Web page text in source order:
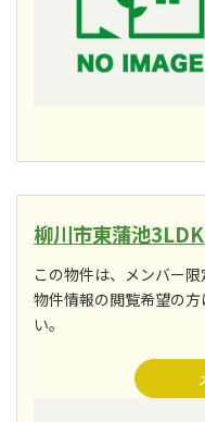
柳川市東蒲池
この物件は、メンバー限
物件情報の閲覧希望の
い。